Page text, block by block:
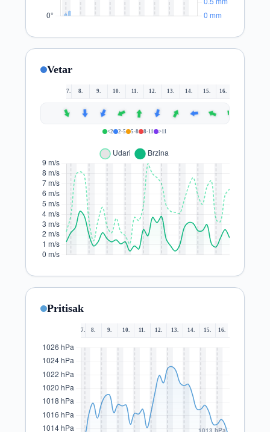
Vetar
7. 8. 9. 10. 11. 12. 13. 14. 15. 16.
Pritisak
7. 8. 9. 10. 11. 12. 13. 14. 15. 16.